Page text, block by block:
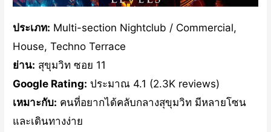
ประเภท: Multi-section Nightclub / Commercial,
House, Techno Terrace
ย่าน: สุขุมวิท ซอย 11
Google Rating: ประมาณ 4.1 (2.3K reviews)
เหมาะกับ: คนที่อยากได้คลับกลางสุขุมวิท มีหลายโซน
และเดินทางง่าย